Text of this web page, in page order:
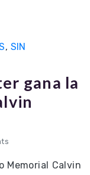
, SIN
gana la
Memorial Calvin